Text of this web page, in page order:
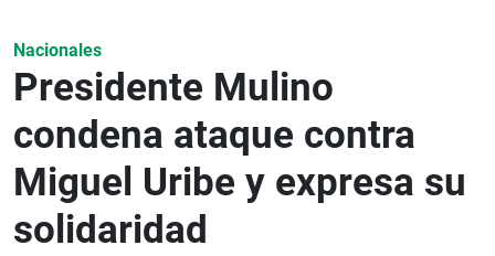
Nacionales
Presidente Mulino
condena ataque contra
Miguel Uribe y expresa su
solidaridad